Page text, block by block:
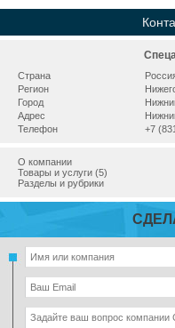
Страна
Регион
Город
Адрес
Телефон
+7
О компании
Товары и услуги (5)
Разделы и рубрики